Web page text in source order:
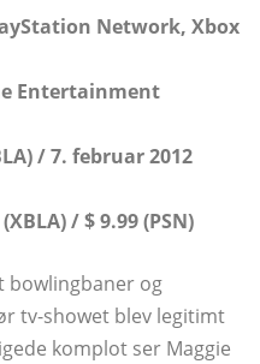
Network, Xbox
Entertainment
/ 7. februar 2012
/ $ 9.99 (PSN)
bowlingbaner og
tv-showet blev legitimt
komplot ser Maggie